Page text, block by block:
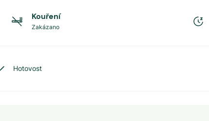
Kouření
Zakázano
Hotovost